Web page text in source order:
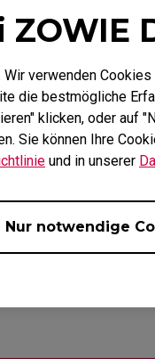
verwenden Cookies
die bestmögliche
klicken, oder auf
Sie können Ihre
und in unserer
Nur notwendige